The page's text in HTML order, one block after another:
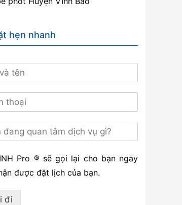
hẹn nhanh
Pro ® sẽ gọi lại cho bạn ngay
được đặt lịch của bạn.
đi